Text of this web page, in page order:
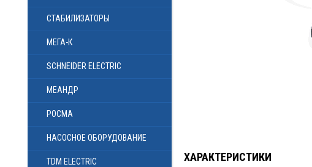
СТАБИЛИЗАТОРЫ
МЕГА-К
SCHNEIDER ELECTRIC
МЕАНДР
РОСМА
НАСОСНОЕ ОБОРУДОВАНИЕ
TDM ELECTRIC ХАРАКТЕРИСТИКИ